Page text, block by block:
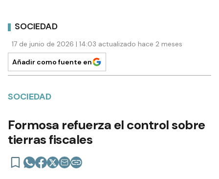
SOCIEDAD
17 de junio de 2026 | 14:03 actualizado hace 2 meses
Añadir como fuente en
SOCIEDAD
Formosa refuerza el control sobre
tierras fiscales